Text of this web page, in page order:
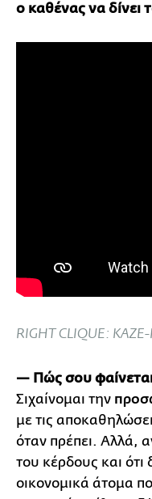
ο καθένας να δίνει
RIGHT CLIQUE: KAZE-
— Πώς σου
Σιχαίνομαι την
με τις
όταν πρέπει. Αλλά,
του κέρδους και ότι
οικονομικά άτομα